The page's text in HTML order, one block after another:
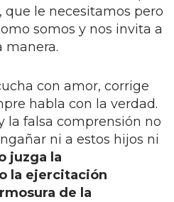
que le necesitamos pero
somos y nos invita a
manera.
con amor, corrige
habla con la verdad.
la falsa comprensión no
ni a estos hijos ni
juzga la
la ejercitación
de la